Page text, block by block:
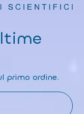
primo ordine.